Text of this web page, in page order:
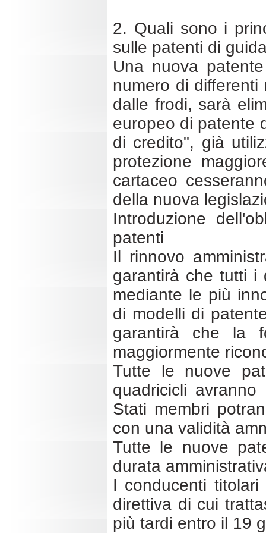
2. Quali sono i
sulle patenti di
Una nuova
numero di
dalle frodi, sarà
europeo di patente
di credito", già
protezione
cartaceo
della nuova
Introduzione
patenti
Il rinnovo
garantirà che tutti i
mediante le più
di modelli di
garantirà che la
maggiormente
Tutte le nuove
quadricicli
Stati membri
con una validità
Tutte le nuove
durata
I conducenti
direttiva di cui
più tardi entro il 19